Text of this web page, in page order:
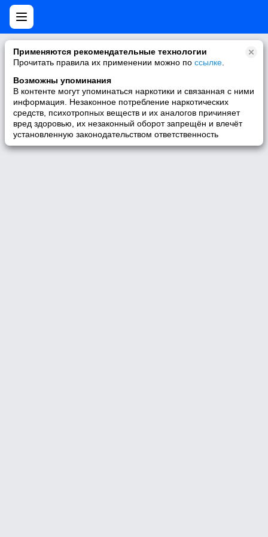
Применяются рекомендательные технологии
Прочитать правила их применении можно по ссылке
Возможны упоминания
В контенте могут упоминаться наркотики и связанная с ними
информация. Незаконное потребление наркотических
средств, психотропных веществ и их аналогов причиняет
вред здоровью, их незаконный оборот запрещён и влечёт
установленную законодательством ответственность